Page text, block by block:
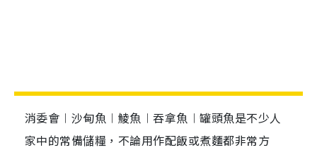
消委會︱沙甸魚︱鯪魚︱吞拿魚︱罐頭魚是不少人
家中的常備儲糧，不論用作配飯或煮麵都非常方